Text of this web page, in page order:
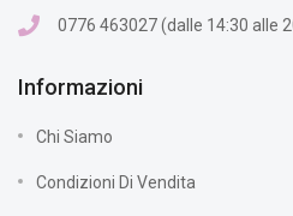
0776 463027 (dalle 14:30 alle
Informazioni
Chi Siamo
Condizioni Di Vendita